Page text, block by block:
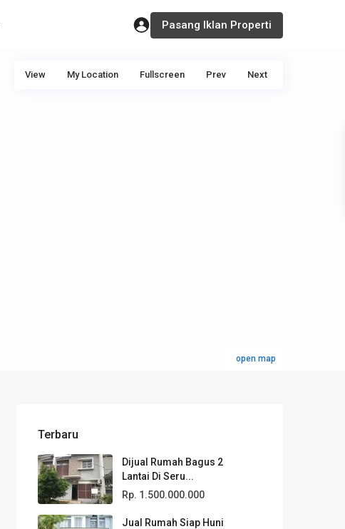
Pasang Iklan Properti
open map
View My Location Fullscreen Prev Next
Terbaru
Dijual Rumah Bagus 2
Lantai Di Seru...
Rp. 1.500.000.000
Jual Rumah Siap Huni